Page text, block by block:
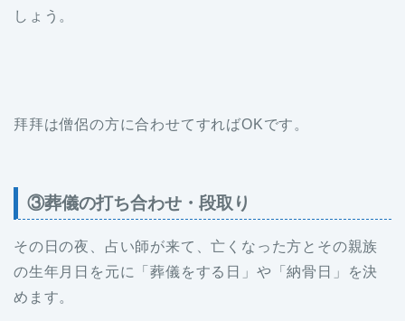
しょう。
拜拜は僧侶の方に合わせてすればOKです。
③葬儀の打ち合わせ・段取り
その日の夜、占い師が来て、亡くなった方とその親族
の生年月日を元に「葬儀をする日」や「納骨日」を決
めます。